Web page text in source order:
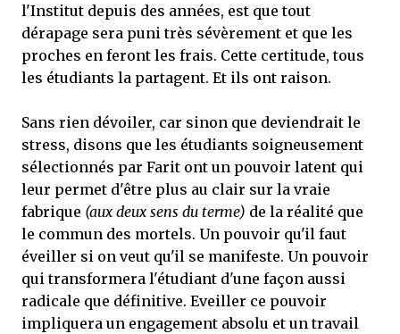
l'Institut depuis des années, est que tout
dérapage sera puni très sévèrement et que les
proches en feront les frais. Cette certitude, tous
les étudiants la partagent. Et ils ont raison.
Sans rien dévoiler, car sinon que deviendrait le
stress, disons que les étudiants soigneusement
sélectionnés par Farit ont un pouvoir latent qui
leur permet d'être plus au clair sur la vraie
fabrique (aux deux sens du terme) de la réalité que
le commun des mortels. Un pouvoir qu'il faut
éveiller si on veut qu'il se manifeste. Un pouvoir
qui transformera l'étudiant d'une façon aussi
radicale que définitive. Eveiller ce pouvoir
impliquera un engagement absolu et un travail